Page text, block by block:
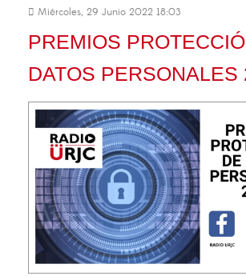
Miércoles, 29 Junio 2022 18:03
PREMIOS
DATOS PERSONALES